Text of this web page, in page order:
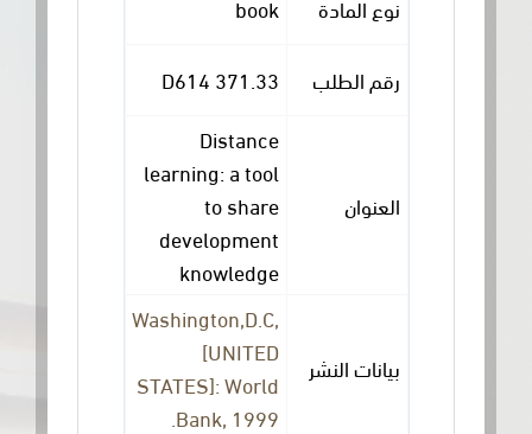
نوع المادة book
رقم الطلب 371.33 D614
Distance
learning: a tool
to share
development
knowledge
بيانات النشر
Washington,D.C,
[UNITED
STATES]: World
Bank, 1999.